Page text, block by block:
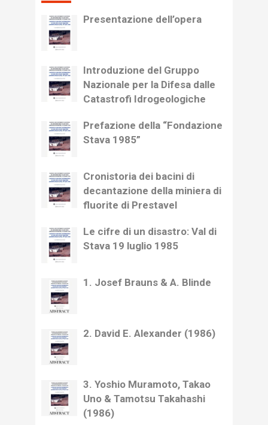
Presentazione dell’opera
Introduzione del Gruppo
Nazionale per la Difesa dalle
Catastrofi Idrogeologiche
Prefazione della “Fondazione
Stava 1985”
Cronistoria dei bacini di
decantazione della miniera di
fluorite di Prestavel
Le cifre di un disastro: Val di
Stava 19 luglio 1985
1. Josef Brauns & A. Blinde
2. David E. Alexander (1986)
3. Yoshio Muramoto, Takao
Uno & Tamotsu Takahashi
(1986)